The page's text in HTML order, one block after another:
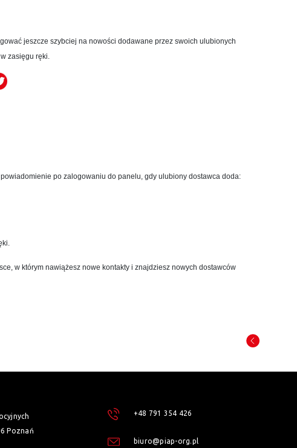
jeszcze szybciej na nowości dodawane przez swoich ulubionych
zasięgu ręki.
po zalogowaniu do panelu, gdy ulubiony dostawca doda:
w którym nawiążesz nowe kontakty i znajdziesz nowych dostawców
Poznań
+48 791 354 426
biuro@piap-org.pl